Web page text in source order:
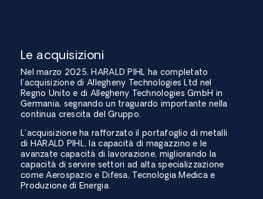
Le acquisizioni
Nel marzo 2025, HARALD PIHL ha completato
l’acquisizione di Allegheny Technologies Ltd nel
Regno Unito e di Allegheny Technologies GmbH in
Germania, segnando un traguardo importante nella
continua crescita del Gruppo.
L’acquisizione ha rafforzato il portafoglio di metalli
di HARALD PIHL, la capacità di magazzino e le
avanzate capacità di lavorazione, migliorando la
capacità di servire settori ad alta specializzazione
come Aerospazio e Difesa, Tecnologia Medica e
Produzione di Energia.